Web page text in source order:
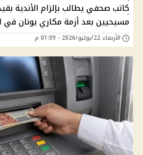
كاتب صحفي يطالب بإلزام الأندية
مسيحيين بعد أزمة مكاري يونان في
الأربعاء 22/يوليو/2026 - 01:09 م